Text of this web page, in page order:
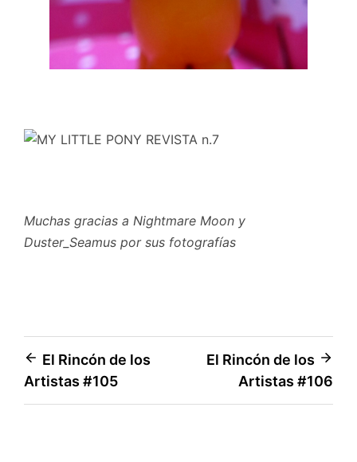
Muchas gracias a Nightmare Moon y
Duster_Seamus por sus fotografías
Navegación
de
El Rincón de los
Artistas #105
El Rincón de los
Artistas #106